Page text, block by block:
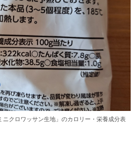
ニクロワッサン生地」のカロリー・栄養成分表